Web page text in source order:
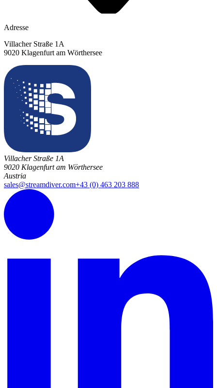
Adresse
Villacher Straße 1A
9020 Klagenfurt am Wörthersee
Villacher Straße 1A
9020 Klagenfurt am Wörthersee
Austria
sales@streamdiver.com+43 (0) 463 203 888